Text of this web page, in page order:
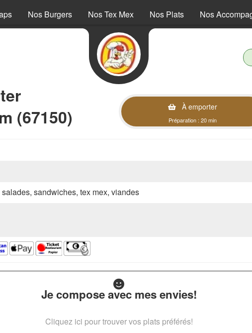
Nos Burgers Nos Tex Mex Nos Plats Nos
(67150)
À emporter
Préparation : 20 min
sandwiches, tex mex, viandes
Je compose avec mes envies!
Cliquez ici pour trouver vos plats préférés!